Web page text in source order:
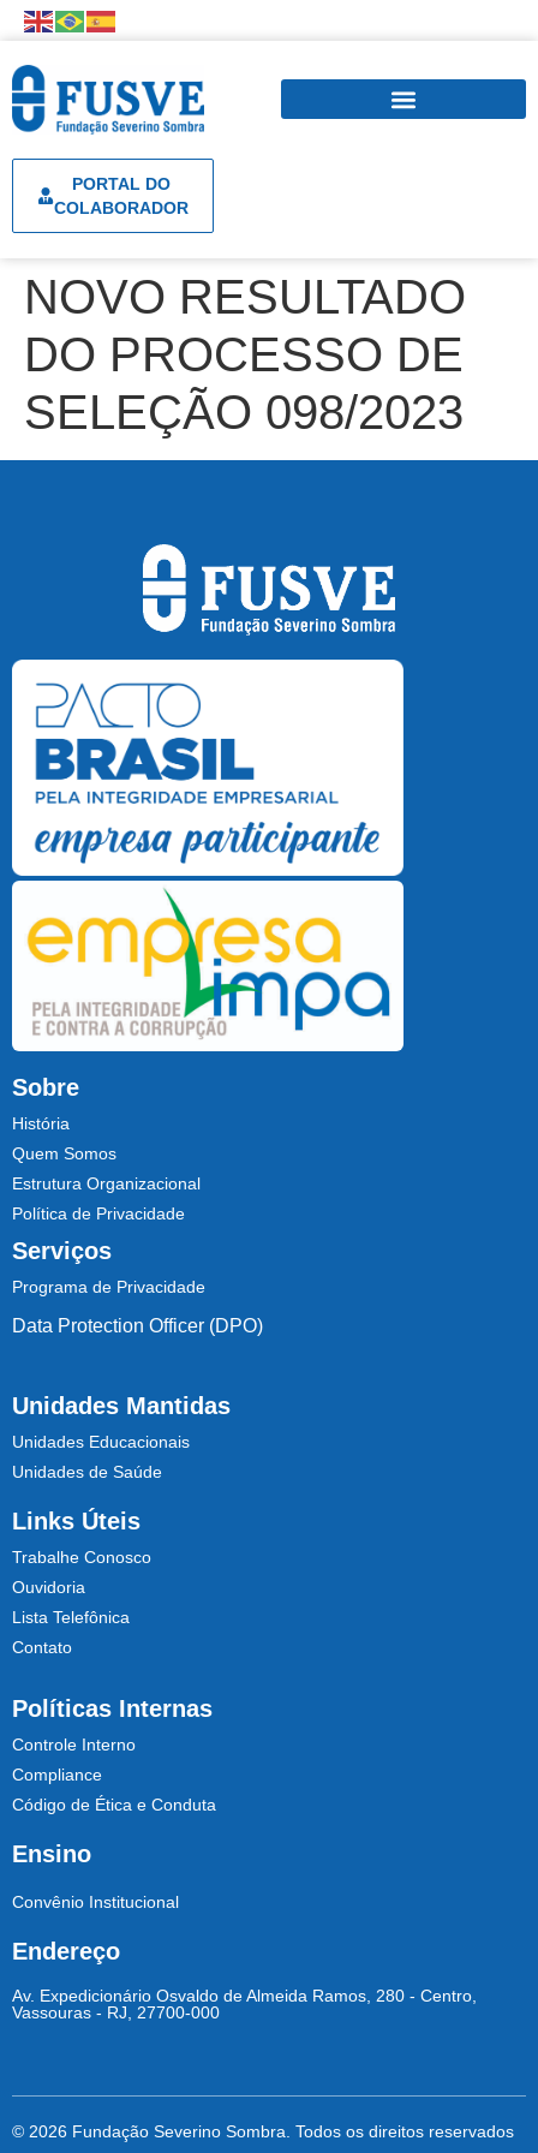
PORTAL DO
COLABORADOR
NOVO RESULTADO
DO PROCESSO DE
SELEÇÃO 098/2023
Sobre
História
Quem Somos
Estrutura Organizacional
Política de Privacidade
Serviços
Programa de Privacidade
Data Protection Officer (DPO)
Unidades Mantidas
Unidades Educacionais
Unidades de Saúde
Links Úteis
Trabalhe Conosco
Ouvidoria
Lista Telefônica
Contato
Políticas Internas
Controle Interno
Compliance
Código de Ética e Conduta
Ensino
Convênio Institucional
Endereço
Av. Expedicionário Osvaldo de Almeida Ramos, 280 - Centro,
Vassouras - RJ, 27700-000
© 2026 Fundação Severino Sombra. Todos os direitos reservados